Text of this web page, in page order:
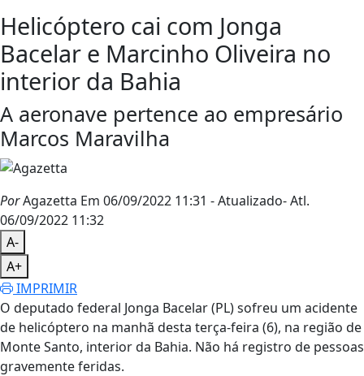
Helicóptero cai com Jonga
Bacelar e Marcinho Oliveira no
interior da Bahia
A aeronave pertence ao empresário
Marcos Maravilha
PorAgazetta Em 06/09/2022 11:31 - Atualizado- Atl.
06/09/2022 11:32
A-
A+
IMPRIMIR
O deputado federal Jonga Bacelar (PL) sofreu um acidente
de helicóptero na manhã desta terça-feira (6), na região de
Monte Santo, interior da Bahia. Não há registro de pessoas
gravemente feridas.